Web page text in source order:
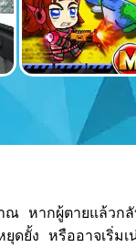
ณ หากผู้ตายแล้วก
ดยั้ง หรืออาจเริ่มเ